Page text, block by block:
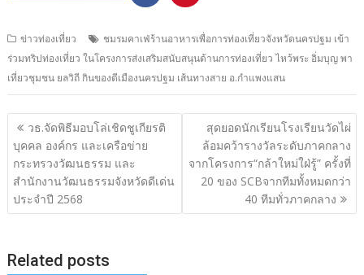
ข่าวท่องเที่ยว
ชมรมคาเฟ่ร้านอาหารเพื่อการท่องเที่ยวจังหวัดนครปฐม เข้า
ร่วมทริปท่องเที่ยว ในโครงการส่งเสริมสนับสนุนด้านการท่องเที่ยว ไหว้พระ อิ่มบุญ พา
เที่ยวชุมชน ยลวิถี กินของดีเมืองนครปฐม เส้นทางสาย อ.กำแพงแสน
แนะแนว
เรื่อง
วธ.จัดพิธีมอบโล่เชิดชูเกียรติ
บุคคล องค์กร และเครือข่าย
กระทรวงวัฒนธรรม และ
สำนักงานวัฒนธรรมจังหวัดดีเด่น
ประจำปี 2568
สุดยอดนักเรียนโรงเรียนวัดไผ่
ล้อมคว้ารางวัลระดับภาคกลาง
จากโครงการ“กล้าใหม่ใฝ่รู้” ครั้งที่
20 ของ SCBจากทีมทั้งหมดกว่า
40 ทีมทั่วภาคกลาง
Related posts